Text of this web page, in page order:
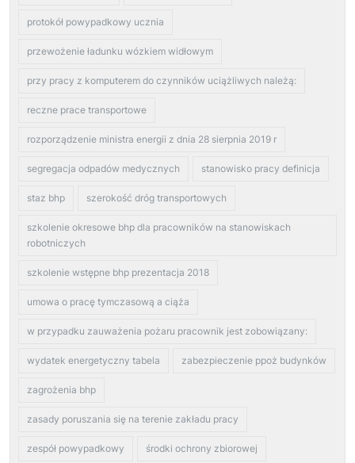
protokół powypadkowy ucznia
przewożenie ładunku wózkiem widłowym
przy pracy z komputerem do czynników uciążliwych należą:
reczne prace transportowe
rozporządzenie ministra energii z dnia 28 sierpnia 2019 r
segregacja odpadów medycznych stanowisko pracy definicja
staz bhp szerokość dróg transportowych
szkolenie okresowe bhp dla pracowników na stanowiskach
robotniczych
szkolenie wstępne bhp prezentacja 2018
umowa o pracę tymczasową a ciąża
w przypadku zauważenia pożaru pracownik jest zobowiązany:
wydatek energetyczny tabela zabezpieczenie ppoż budynków
zagrożenia bhp
zasady poruszania się na terenie zakładu pracy
zespół powypadkowy środki ochrony zbiorowej